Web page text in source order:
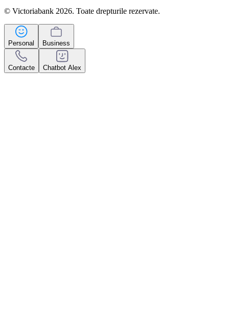
© Victoriabank 2026. Toate drepturile rezervate.
Personal Business
Contacte Chatbot Alex